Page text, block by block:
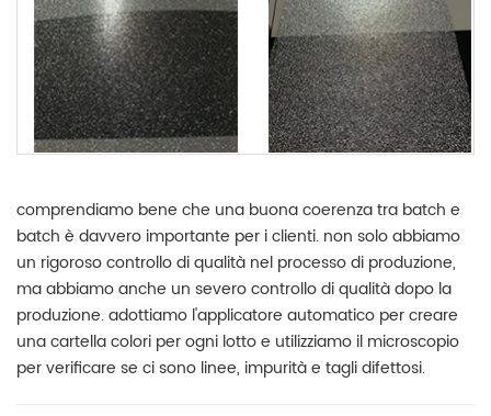
comprendiamo bene che una buona coerenza tra batch e
batch è davvero importante per i clienti. non solo abbiamo
un rigoroso controllo di qualità nel processo di produzione,
ma abbiamo anche un severo controllo di qualità dopo la
produzione. adottiamo l'applicatore automatico per creare
una cartella colori per ogni lotto e utilizziamo il microscopio
per verificare se ci sono linee, impurità e tagli difettosi.